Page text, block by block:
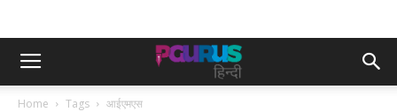
Home Tags आईएमएस